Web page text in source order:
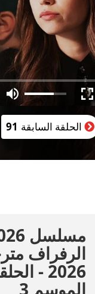
الحلقة السابقة 91
الرفراف
الموسم 3